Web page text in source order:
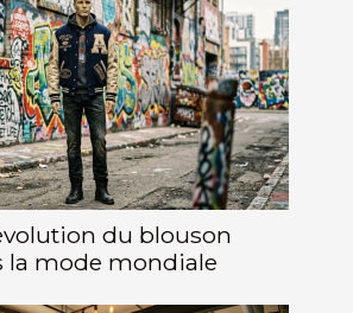
du blouson
la mode mondiale